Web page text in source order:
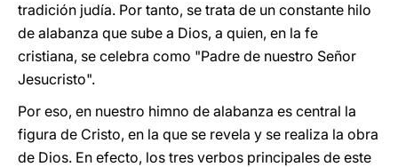
tradición judía. Por tanto, se trata de un constante hilo
de alabanza que sube a Dios, a quien, en la fe
cristiana, se celebra como "Padre de nuestro Señor
Jesucristo".
Por eso, en nuestro himno de alabanza es central la
figura de Cristo, en la que se revela y se realiza la obra
de Dios. En efecto, los tres verbos principales de este